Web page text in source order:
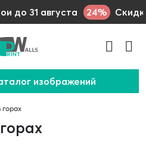
до 31 августа 24%
изображений